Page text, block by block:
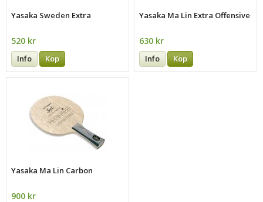
Yasaka Sweden Extra
520 kr
Info Köp
Yasaka Ma Lin Extra Offensive
630 kr
Info Köp
Yasaka Ma Lin Carbon
900 kr